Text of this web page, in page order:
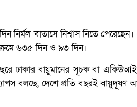
নির্মল বাতাসে নিশ্বাস নিতে
৬৩৫ দিন ও ৯৩ দিন।
ঢাকার বায়ুমানের সূচক বা
বলছে, দেশে প্রতি বছরই বায়ুদূষণ